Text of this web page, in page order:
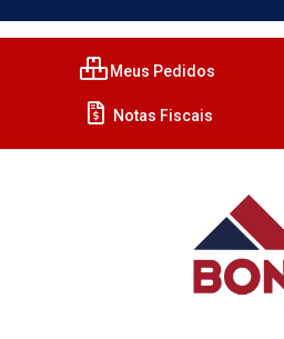
Meus Pedidos
Notas Fiscais